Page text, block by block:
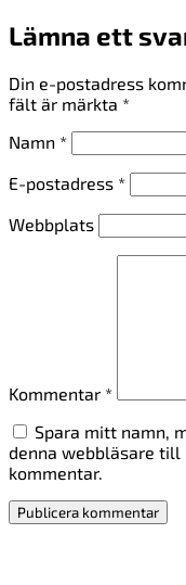
Lämna ett
Din e-postadress
fält är märkta *
Namn *
E-postadress *
Webbplats
Kommentar *
Spara mitt namn,
denna webbläsare till
kommentar.